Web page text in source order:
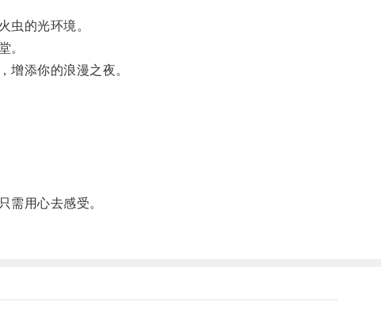
的光环境。
。
添你的浪漫之夜。
用心去感受。